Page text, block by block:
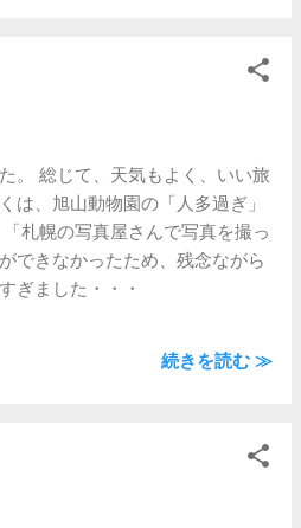
。 総じて、天気もよく、いい旅
は、旭山動物園の「人多過ぎ」
札幌の写真屋さんで写真を撮っ
できなかったため、残念ながら
ぎました・・・
続きを読む ≫